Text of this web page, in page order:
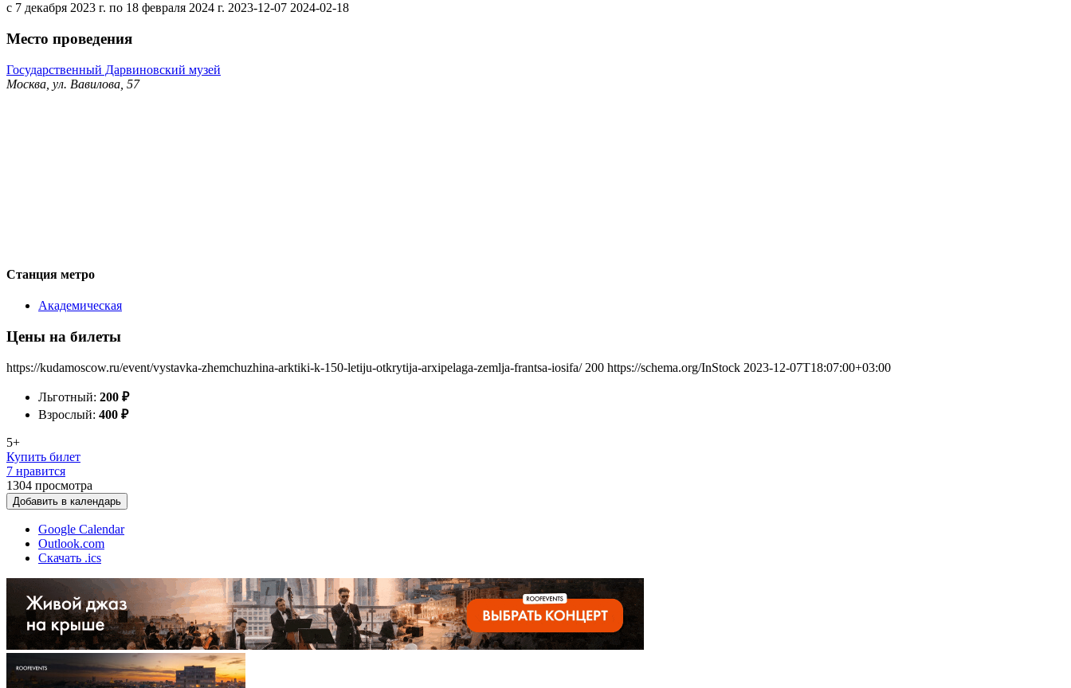
с 7 декабря 2023 г. по 18 февраля 2024 г. 2023-12-07 2024-02-18
Место проведения
Государственный Дарвиновский музей
Москва, ул. Вавилова, 57
Станция метро
Академическая
Цены на билеты
https://kudamoscow.ru/event/vystavka-zhemchuzhina-arktiki-k-150-letiju-otkrytija-arxipelaga-zemlja-frantsa-iosifa/ 200 https://schema.org/InStock 2023-12-07T18:07:00+03:00
Льготный: 200 ₽
Взрослый: 400 ₽
5+
Купить билет
7 нравится
1304 просмотра
Добавить в календарь
Google Calendar
Outlook.com
Скачать .ics